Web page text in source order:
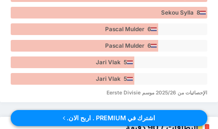
Sekou Sylla 8
Pascal Mulder 6
Pascal Mulder 6
Jari Vlak 5
Jari Vlak 5
الإحصائيات من 2025/26 موسم Eerste Divisie
اشترك في PREMIUM . اربح الان.